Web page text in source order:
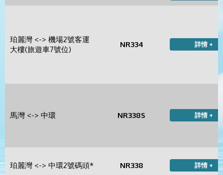
珀麗灣 <-> 機場2號客運
大樓(旅遊車7號位)
NR334 詳情 +
馬灣 <-> 中環 NR338S 詳情 +
珀麗灣 <-> 中環2號碼頭* NR338 詳情 +